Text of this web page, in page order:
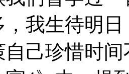
我们曾学过
，我生待明
自己珍惜时